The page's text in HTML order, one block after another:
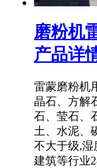
磨粉机
产品详
雷蒙磨粉机
晶石、方解
石、莹石、
土、水泥、
不大于级,湿
建筑等行业